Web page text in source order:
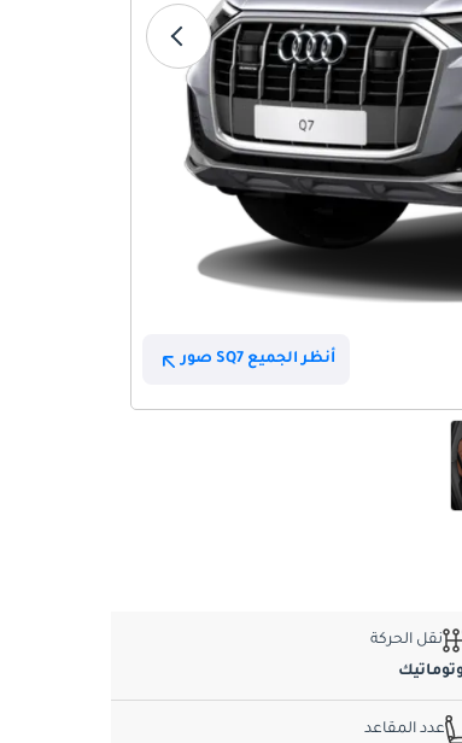
أنظر الجميع SQ7 صور
نقل الحركة
عدد المقاعد